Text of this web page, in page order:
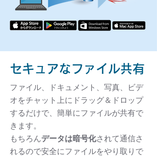
セキュアなファイル共有
ファイル、ドキュメント、写真、ビデ
オをチャット上にドラッグ＆ドロップ
するだけで、簡単にファイルが共有で
きます。
もちろんデータは暗号化されて通信さ
れるので安全にファイルをやり取りで